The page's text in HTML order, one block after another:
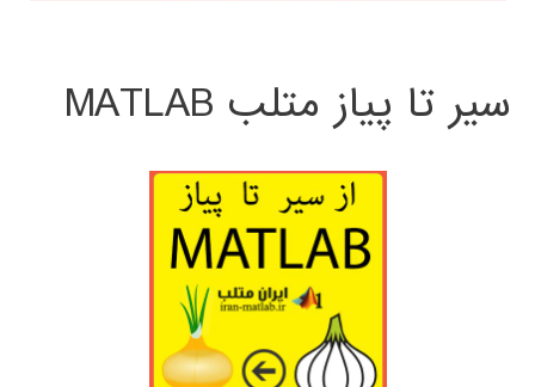
سیر تا پیاز متلب MATLAB